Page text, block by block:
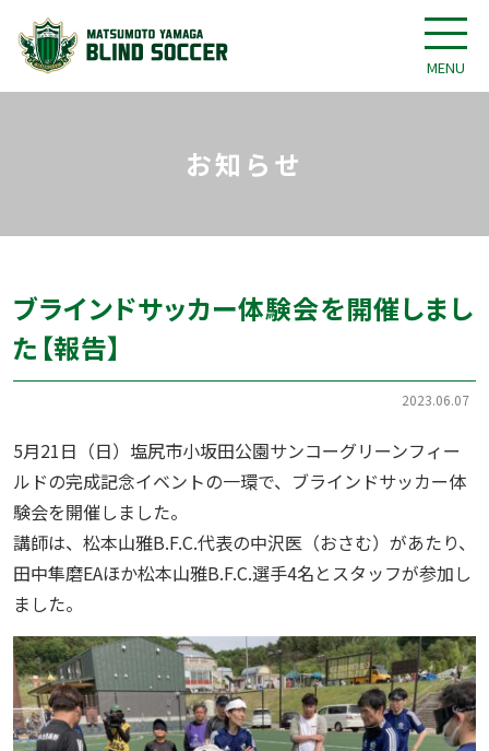
MENU
お知らせ
2023.06.07
ブラインドサッカー体験会を開催しまし
た【報告】
5月21日（日）塩尻市小坂田公園サンコーグリーンフィー
ルドの完成記念イベントの一環で、ブラインドサッカー体
験会を開催しました。
講師は、松本山雅B.F.C.代表の中沢医（おさむ）があたり、
田中隼磨EAほか松本山雅B.F.C.選手4名とスタッフが参加し
ました。